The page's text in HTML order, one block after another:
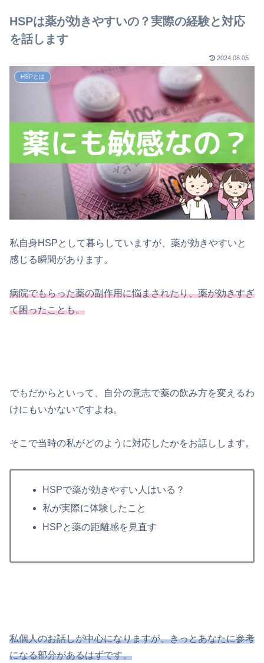
HSPは薬が効きやすいの？実際の経験と対応
を話します
2024.08.05
HSPとは
私自身HSPとして暮らしていますが、薬が効きやすいと
感じる瞬間があります。
病院でもらった薬の副作用に悩まされたり、薬が効きすぎ
て困ったことも。
でもだからといって、自分の意志で薬の飲み方を変えるわ
けにもいかないですよね。
そこで当時の私がどのように対応したかをお話しします。
HSPで薬が効きやすい人はいる？
私が実際に体験したこと
HSPと薬の距離感を見直す
私個人のお話しが中心になりますが、きっとあなたに参考
になる部分があるはずです。